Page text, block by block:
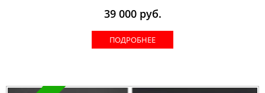
39 000руб.
ПОДРОБНЕЕ